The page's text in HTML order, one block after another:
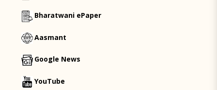
Bharatwani ePaper
Aasmant
Google News
YouTube